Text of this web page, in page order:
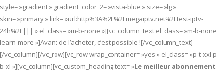
style= »gradient » gradient_color_2= »vista-blue » size= »lg »
skin= »primary » link= »url:http%3A%2F%2Fmegaiptv.net%2Ftest-iptv-
24h%2F||| » el_class= »m-b-none »][vc_column_text el_class= »m-b-none
learn-more »]Avant de l’acheter, c’est possible ![/vc_column_text]
[/vc_column][/vc_row][vc_row wrap_container= »yes » el_class= »p-t-xxl p-
b-xl »][vc_column][vc_custom_heading text= »Le meilleur abonnement